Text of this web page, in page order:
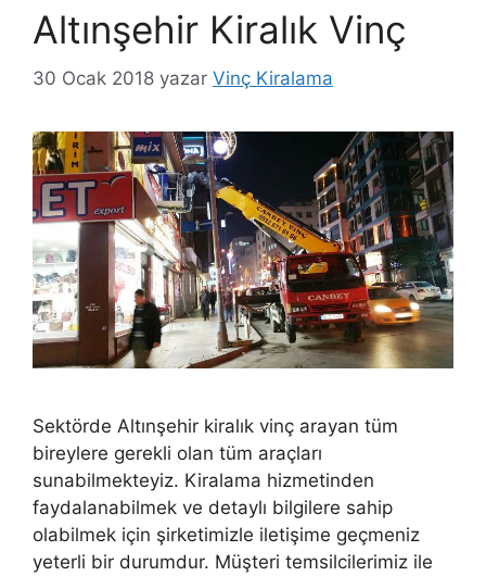
Altınşehir Kiralık Vinç
30 Ocak 2018 yazar Vinç Kiralama
Sektörde Altınşehir kiralık vinç arayan tüm
bireylere gerekli olan tüm araçları
sunabilmekteyiz. Kiralama hizmetinden
faydalanabilmek ve detaylı bilgilere sahip
olabilmek için şirketimizle iletişime geçmeniz
yeterli bir durumdur. Müşteri temsilcilerimiz ile